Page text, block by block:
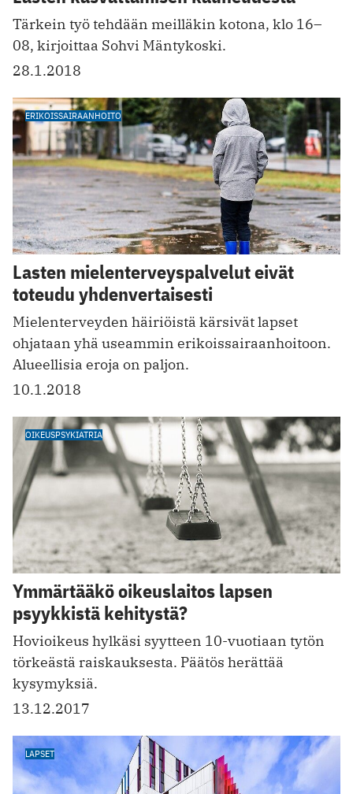
Tärkein työ tehdään meilläkin kotona, klo 16–
08, kirjoittaa Sohvi Mäntykoski.
28.1.2018
ERIKOISSAIRAANHOITO
Lasten mielenterveyspalvelut eivät
toteudu yhdenvertaisesti
Mielenterveyden häiriöistä kärsivät lapset
ohjataan yhä useammin erikoissairaanhoitoon.
Alueellisia eroja on paljon.
10.1.2018
OIKEUSPSYKIATRIA
Ymmärtääkö oikeuslaitos lapsen
psyykkistä kehitystä?
Hovioikeus hylkäsi syytteen 10-vuotiaan tytön
törkeästä raiskauksesta. Päätös herättää
kysymyksiä.
13.12.2017
LAPSET